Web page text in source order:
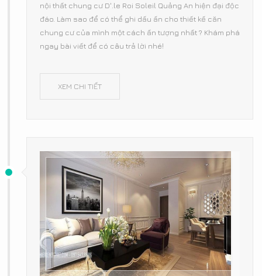
nội thất chung cư D'.le Roi Soleil Quảng An hiện đại độc
đáo. Làm sao để có thể ghi dấu ấn cho thiết kế căn
chung cư của mình một cách ấn tượng nhất ? Khám phá
ngay bài viết để có câu trả lời nhé!
XEM CHI TIẾT